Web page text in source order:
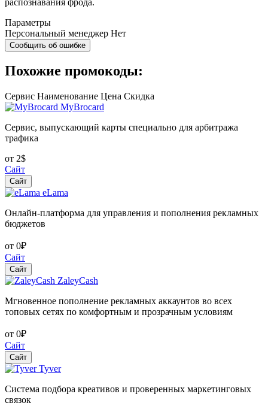
Параметры
Персональный менеджер Нет
Сообщить об ошибке
Похожие промокоды:
Сервис Наименование Цена Скидка
MyBrocard
Сервис, выпускающий карты специально для арбитража
трафика
от 2$
Сайт
Сайт
eLama
Онлайн-платформа для управления и пополнения рекламных
бюджетов
от 0₽
Сайт
Сайт
ZaleyCash
Мгновенное пополнение рекламных аккаунтов во всех
топовых сетях по комфортным и прозрачным условиям
от 0₽
Сайт
Сайт
Tyver
Система подбора креативов и проверенных маркетинговых
связок